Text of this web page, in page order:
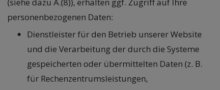
personenbezogenen Daten:
Dienstleister für den Betrieb unserer Website
und die Verarbeitung der durch die Systeme
gespeicherten oder übermittelten Daten (z. B.
für Rechenzentrumsleistungen,